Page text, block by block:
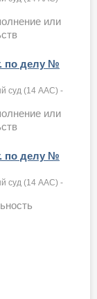
или
по делу №
суд (14 ААС) -
или
по делу №
суд (14 ААС) -